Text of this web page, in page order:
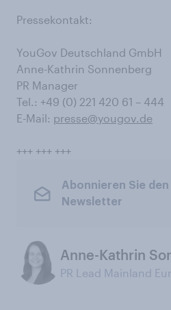
Pressekontakt:
YouGov Deutschland GmbH
Anne-Kathrin Sonnenberg
PR Manager
Tel.: +49 (0) 221 420 61 – 444
E-Mail: presse@yougov.de
+++ +++ +++
Abonnieren Sie den
Newsletter
Anne-Kathrin
PR Lead Mainland